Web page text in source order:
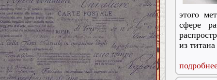
этого
сфере
из